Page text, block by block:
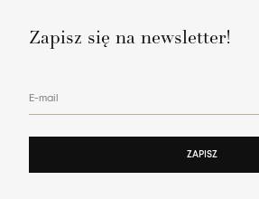
Zapisz się na newsletter!
E-mail
ZAPISZ